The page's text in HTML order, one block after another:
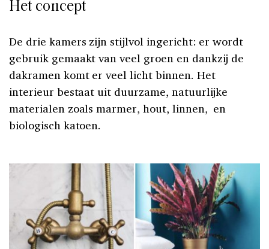
Het concept
De drie kamers zijn stijlvol ingericht: er wordt
gebruik gemaakt van veel groen en dankzij de
dakramen komt er veel licht binnen. Het
interieur bestaat uit duurzame, natuurlijke
materialen zoals marmer, hout, linnen, en
biologisch katoen.